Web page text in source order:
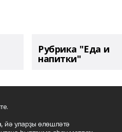
Рубрика "Еда и
напитки"
йә уларҙы өлөшләтә